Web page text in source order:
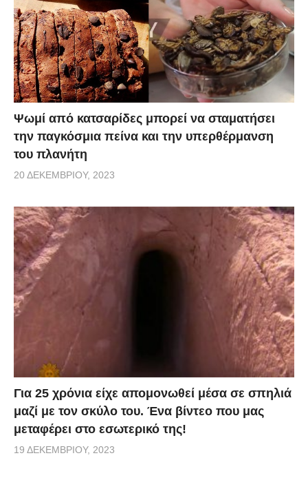
Ψωμί από κατσαρίδες μπορεί να σταματήσει
την παγκόσμια πείνα και την υπερθέρμανση
του πλανήτη
20 ΔΕΚΕΜΒΡΊΟΥ, 2023
Για 25 χρόνια είχε απομονωθεί μέσα σε σπηλιά
μαζί με τον σκύλο του. Ένα βίντεο που μας
μεταφέρει στο εσωτερικό της!
19 ΔΕΚΕΜΒΡΊΟΥ, 2023